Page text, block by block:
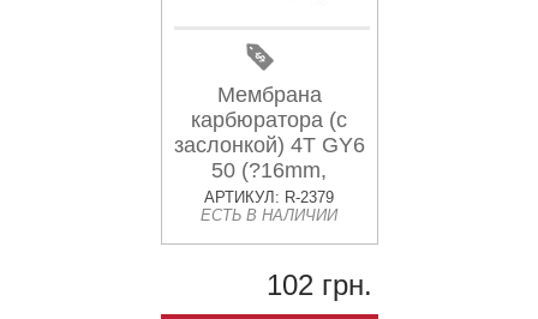
Мембрана
карбюратора (с
заслонкой) 4T GY6
50 (?16mm,
основная с
выемкой) CK
АРТИКУЛ: R-2379
ЕСТЬ В НАЛИЧИИ
102 грн.